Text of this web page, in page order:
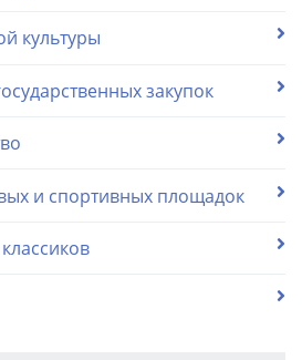
культуры
закупок
и спортивных площадок